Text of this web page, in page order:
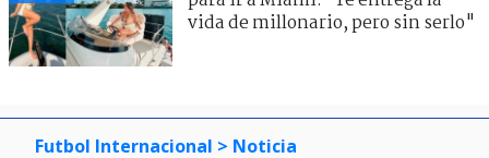
vida de millonario, pero sin serlo"
Futbol Internacional > Noticia